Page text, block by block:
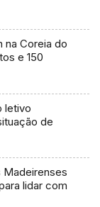
na Coreia do
e 150
letivo
de
Madeirenses
lidar com